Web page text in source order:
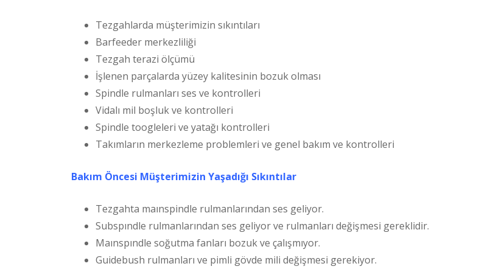
Tezgahlarda müşterimizin sıkıntıları
Barfeeder merkezliliği
Tezgah terazi ölçümü
İşlenen parçalarda yüzey kalitesinin bozuk olması
Spindle rulmanları ses ve kontrolleri
Vidalı mil boşluk ve kontrolleri
Spindle toogleleri ve yatağı kontrolleri
Takımların merkezleme problemleri ve genel bakım ve kontrolleri
Bakım Öncesi Müşterimizin Yaşadığı Sıkıntılar
Tezgahta maınspindle rulmanlarından ses geliyor.
Subspındle rulmanlarından ses geliyor ve rulmanları değişmesi gereklidir.
Maınspındle soğutma fanları bozuk ve çalışmıyor.
Guidebush rulmanları ve pimli gövde mili değişmesi gerekiyor.